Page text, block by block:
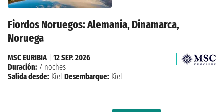
Fiordos Noruegos: Alemania, Dinamarca,
Noruega
MSC EURIBIA| 12 SEP. 2026
Duración: 7 noches
Salida desde: Kiel Desembarque: Kiel